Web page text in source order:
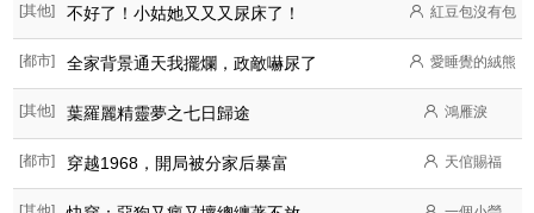
[其他] 不好了！小姑她又又又尿床了！ 紅豆包沒有包
[都市] 全家背景通天我擺爛，政敵嚇尿了 愛睡覺的絨熊
[其他] 葉羅麗精靈夢之七日歸途 鴻雁淚
[都市] 穿越1968，開局被分家后暴富 天倌賜福